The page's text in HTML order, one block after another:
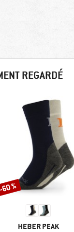
REGARDÉ
MARQUE
HEBER PEAK
%